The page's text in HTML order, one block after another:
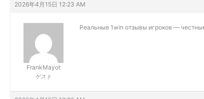
2026年4月15日 12:23 AM
FrankMayot
ゲスト
Реальные 1win отзывы игроков —